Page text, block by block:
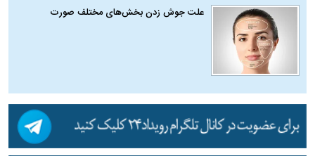
علت جوش زدن بخش‌های مختلف صورت